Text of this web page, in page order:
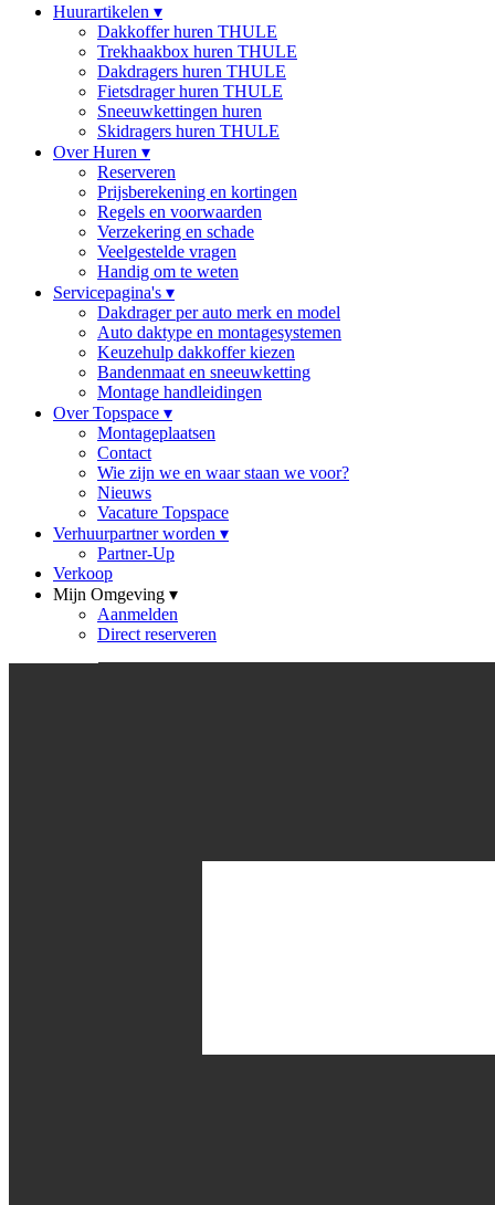
Huurartikelen ▾
Dakkoffer huren THULE
Trekhaakbox huren THULE
Dakdragers huren THULE
Fietsdrager huren THULE
Sneeuwkettingen huren
Skidragers huren THULE
Over Huren ▾
Reserveren
Prijsberekening en kortingen
Regels en voorwaarden
Verzekering en schade
Veelgestelde vragen
Handig om te weten
Servicepagina's ▾
Dakdrager per auto merk en model
Auto daktype en montagesystemen
Keuzehulp dakkoffer kiezen
Bandenmaat en sneeuwketting
Montage handleidingen
Over Topspace ▾
Montageplaatsen
Contact
Wie zijn we en waar staan we voor?
Nieuws
Vacature Topspace
Verhuurpartner worden ▾
Partner-Up
Verkoop
Mijn Omgeving ▾
Aanmelden
Direct reserveren